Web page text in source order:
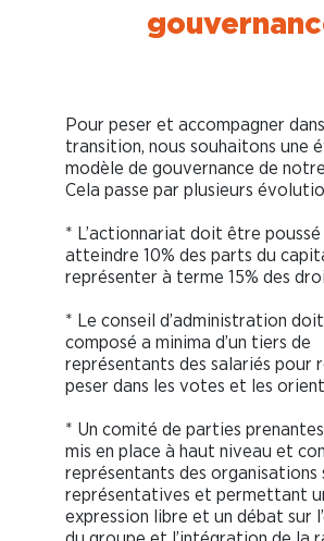
Pour peser et accompagner
transition, nous souhaitons une
modèle de gouvernance de
Cela passe par plusieurs
* L’actionnariat doit être
atteindre 10% des parts du
représenter à terme 15% des
* Le conseil d’administration
composé a minima d’un tiers de
représentants des salariés pour
peser dans les votes et les
* Un comité de parties
mis en place à haut niveau et
représentants des organisations
représentatives et permettant
expression libre et un débat sur